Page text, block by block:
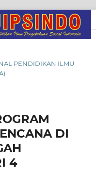
PENDIDIKAN ILMU
DI
4